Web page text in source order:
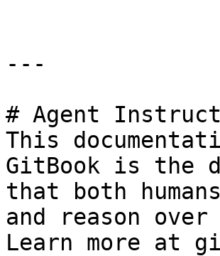
---
# Agent
This
GitBook is the
that both
and reason
Learn more at